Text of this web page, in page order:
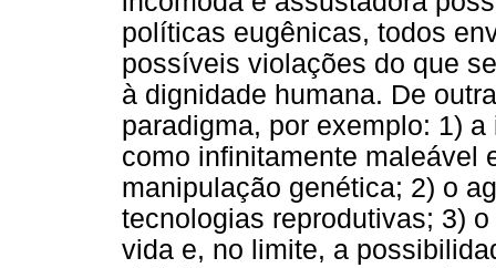
políticas eugênicas, todos
possíveis violações do que
à dignidade humana. De
paradigma, por exemplo: 1)
como infinitamente maleável
manipulação genética; 2) o
tecnologias reprodutivas; 3)
vida e, no limite, a